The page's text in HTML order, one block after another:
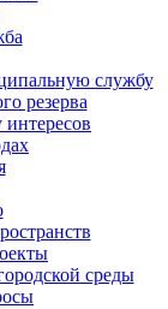
службу
резерва
среды